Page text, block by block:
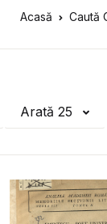
Acasă Caută
Arată 25